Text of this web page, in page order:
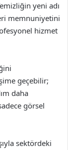
yeni adı
memnuniyetini
hizmet
geçebilir;
daha
görsel
sektördeki